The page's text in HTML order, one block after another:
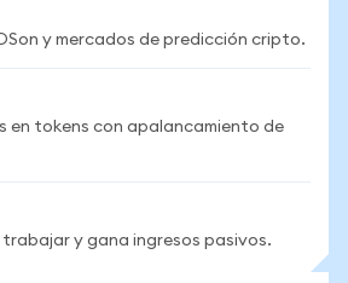
y mercados de predicción cripto.
en tokens con apalancamiento de
y gana ingresos pasivos.